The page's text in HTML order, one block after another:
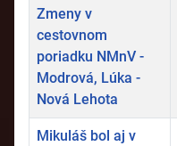
Zmeny v
cestovnom
poriadku NMnV -
Modrová, Lúka -
Nová Lehota
Mikuláš bol aj v